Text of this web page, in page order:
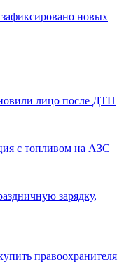
новых
лицо после ДТП
с топливом на АЗС
зарядку,
правоохранителя